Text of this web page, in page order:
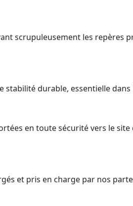
scrupuleusement les repères
durable, essentielle
en toute sécurité vers le
et pris en charge par nos